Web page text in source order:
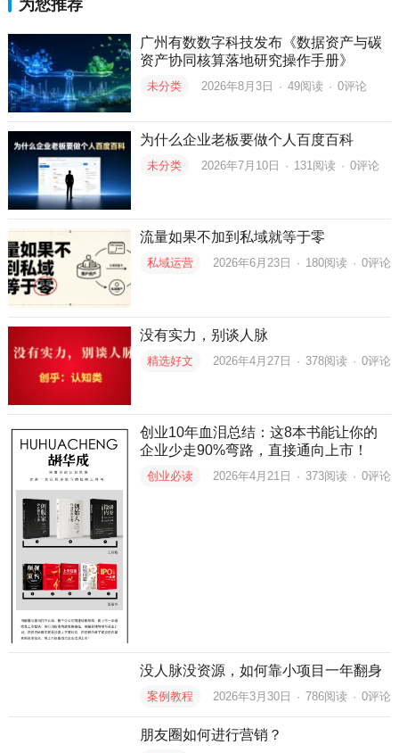
为您推荐
广州有数数字科技发布《数据资产与碳
资产协同核算落地研究操作手册》
未分类 2026年8月3日 · 49阅读 · 0评论
为什么企业老板要做个人百度百科
未分类 2026年7月10日 · 131 阅读 · 0评论
流量如果不加到私域就等于零
私域运营 2026年6月23日 · 180阅读 · 0评论
没有实力，别谈人脉
精选好文 2026年4月27日 · 378阅读 · 0评论
创业10年血泪总结：这8本书能让你的
企业少走90%弯路，直接通向上市！
创业必读 2026年4月21日 · 373阅读 · 0评论
没人脉没资源，如何靠小项目一年翻身
案例教程 2026年3月30日 · 786阅读 · 0评论
朋友圈如何进行营销？